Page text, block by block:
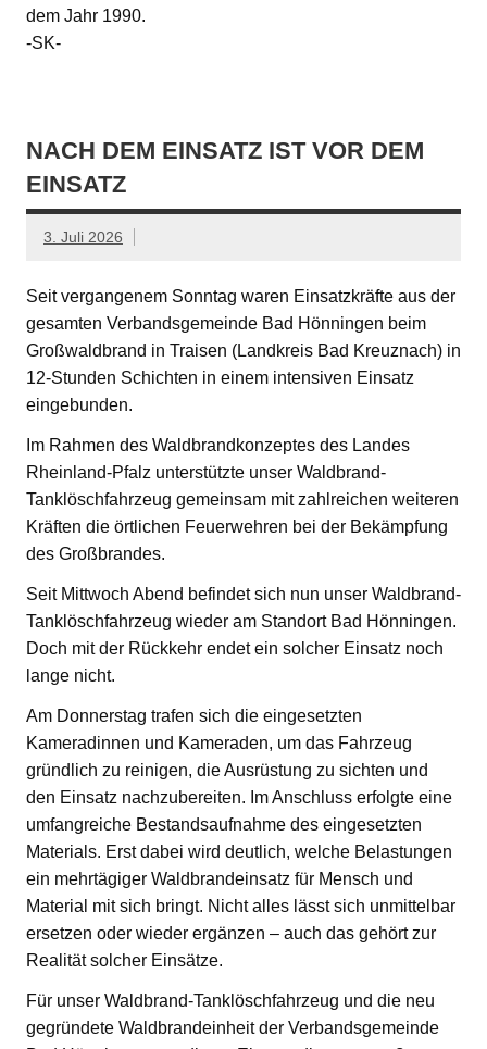
dem Jahr 1990.
-SK-
NACH DEM EINSATZ IST VOR DEM
EINSATZ
3. Juli 2026
Seit vergangenem Sonntag waren Einsatzkräfte aus der
gesamten Verbandsgemeinde Bad Hönningen beim
Großwaldbrand in Traisen (Landkreis Bad Kreuznach) in
12-Stunden Schichten in einem intensiven Einsatz
eingebunden.
Im Rahmen des Waldbrandkonzeptes des Landes
Rheinland-Pfalz unterstützte unser Waldbrand-
Tanklöschfahrzeug gemeinsam mit zahlreichen weiteren
Kräften die örtlichen Feuerwehren bei der Bekämpfung
des Großbrandes.
Seit Mittwoch Abend befindet sich nun unser Waldbrand-
Tanklöschfahrzeug wieder am Standort Bad Hönningen.
Doch mit der Rückkehr endet ein solcher Einsatz noch
lange nicht.
Am Donnerstag trafen sich die eingesetzten
Kameradinnen und Kameraden, um das Fahrzeug
gründlich zu reinigen, die Ausrüstung zu sichten und
den Einsatz nachzubereiten. Im Anschluss erfolgte eine
umfangreiche Bestandsaufnahme des eingesetzten
Materials. Erst dabei wird deutlich, welche Belastungen
ein mehrtägiger Waldbrandeinsatz für Mensch und
Material mit sich bringt. Nicht alles lässt sich unmittelbar
ersetzen oder wieder ergänzen – auch das gehört zur
Realität solcher Einsätze.
Für unser Waldbrand-Tanklöschfahrzeug und die neu
gegründete Waldbrandeinheit der Verbandsgemeinde